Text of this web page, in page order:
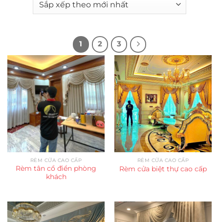
RÈM CỬA CAO CẤP
Rèm tân cổ điển phòng
khách
RÈM CỬA CAO CẤP
Rèm cửa biệt thự cao cấp
1 2 3